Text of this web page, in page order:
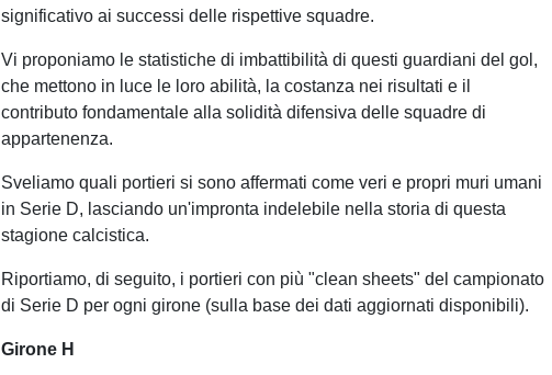
significativo ai successi delle rispettive squadre.
Vi proponiamo le statistiche di imbattibilità di questi guardiani del gol,
che mettono in luce le loro abilità, la costanza nei risultati e il
contributo fondamentale alla solidità difensiva delle squadre di
appartenenza.
Sveliamo quali portieri si sono affermati come veri e propri muri umani
in Serie D, lasciando un'impronta indelebile nella storia di questa
stagione calcistica.
Riportiamo, di seguito, i portieri con più "clean sheets" del campionato
di Serie D per ogni girone (sulla base dei dati aggiornati disponibili).
Girone H